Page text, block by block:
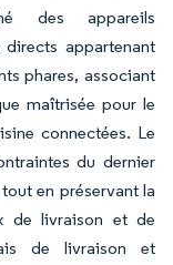
des appareils
directs appartenant
phares, associant
maîtrisée pour le
connectées. Le
du dernier
en préservant la
de livraison et de
de livraison et